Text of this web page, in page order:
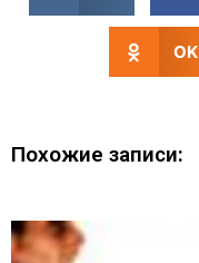
OK
Похожие записи: